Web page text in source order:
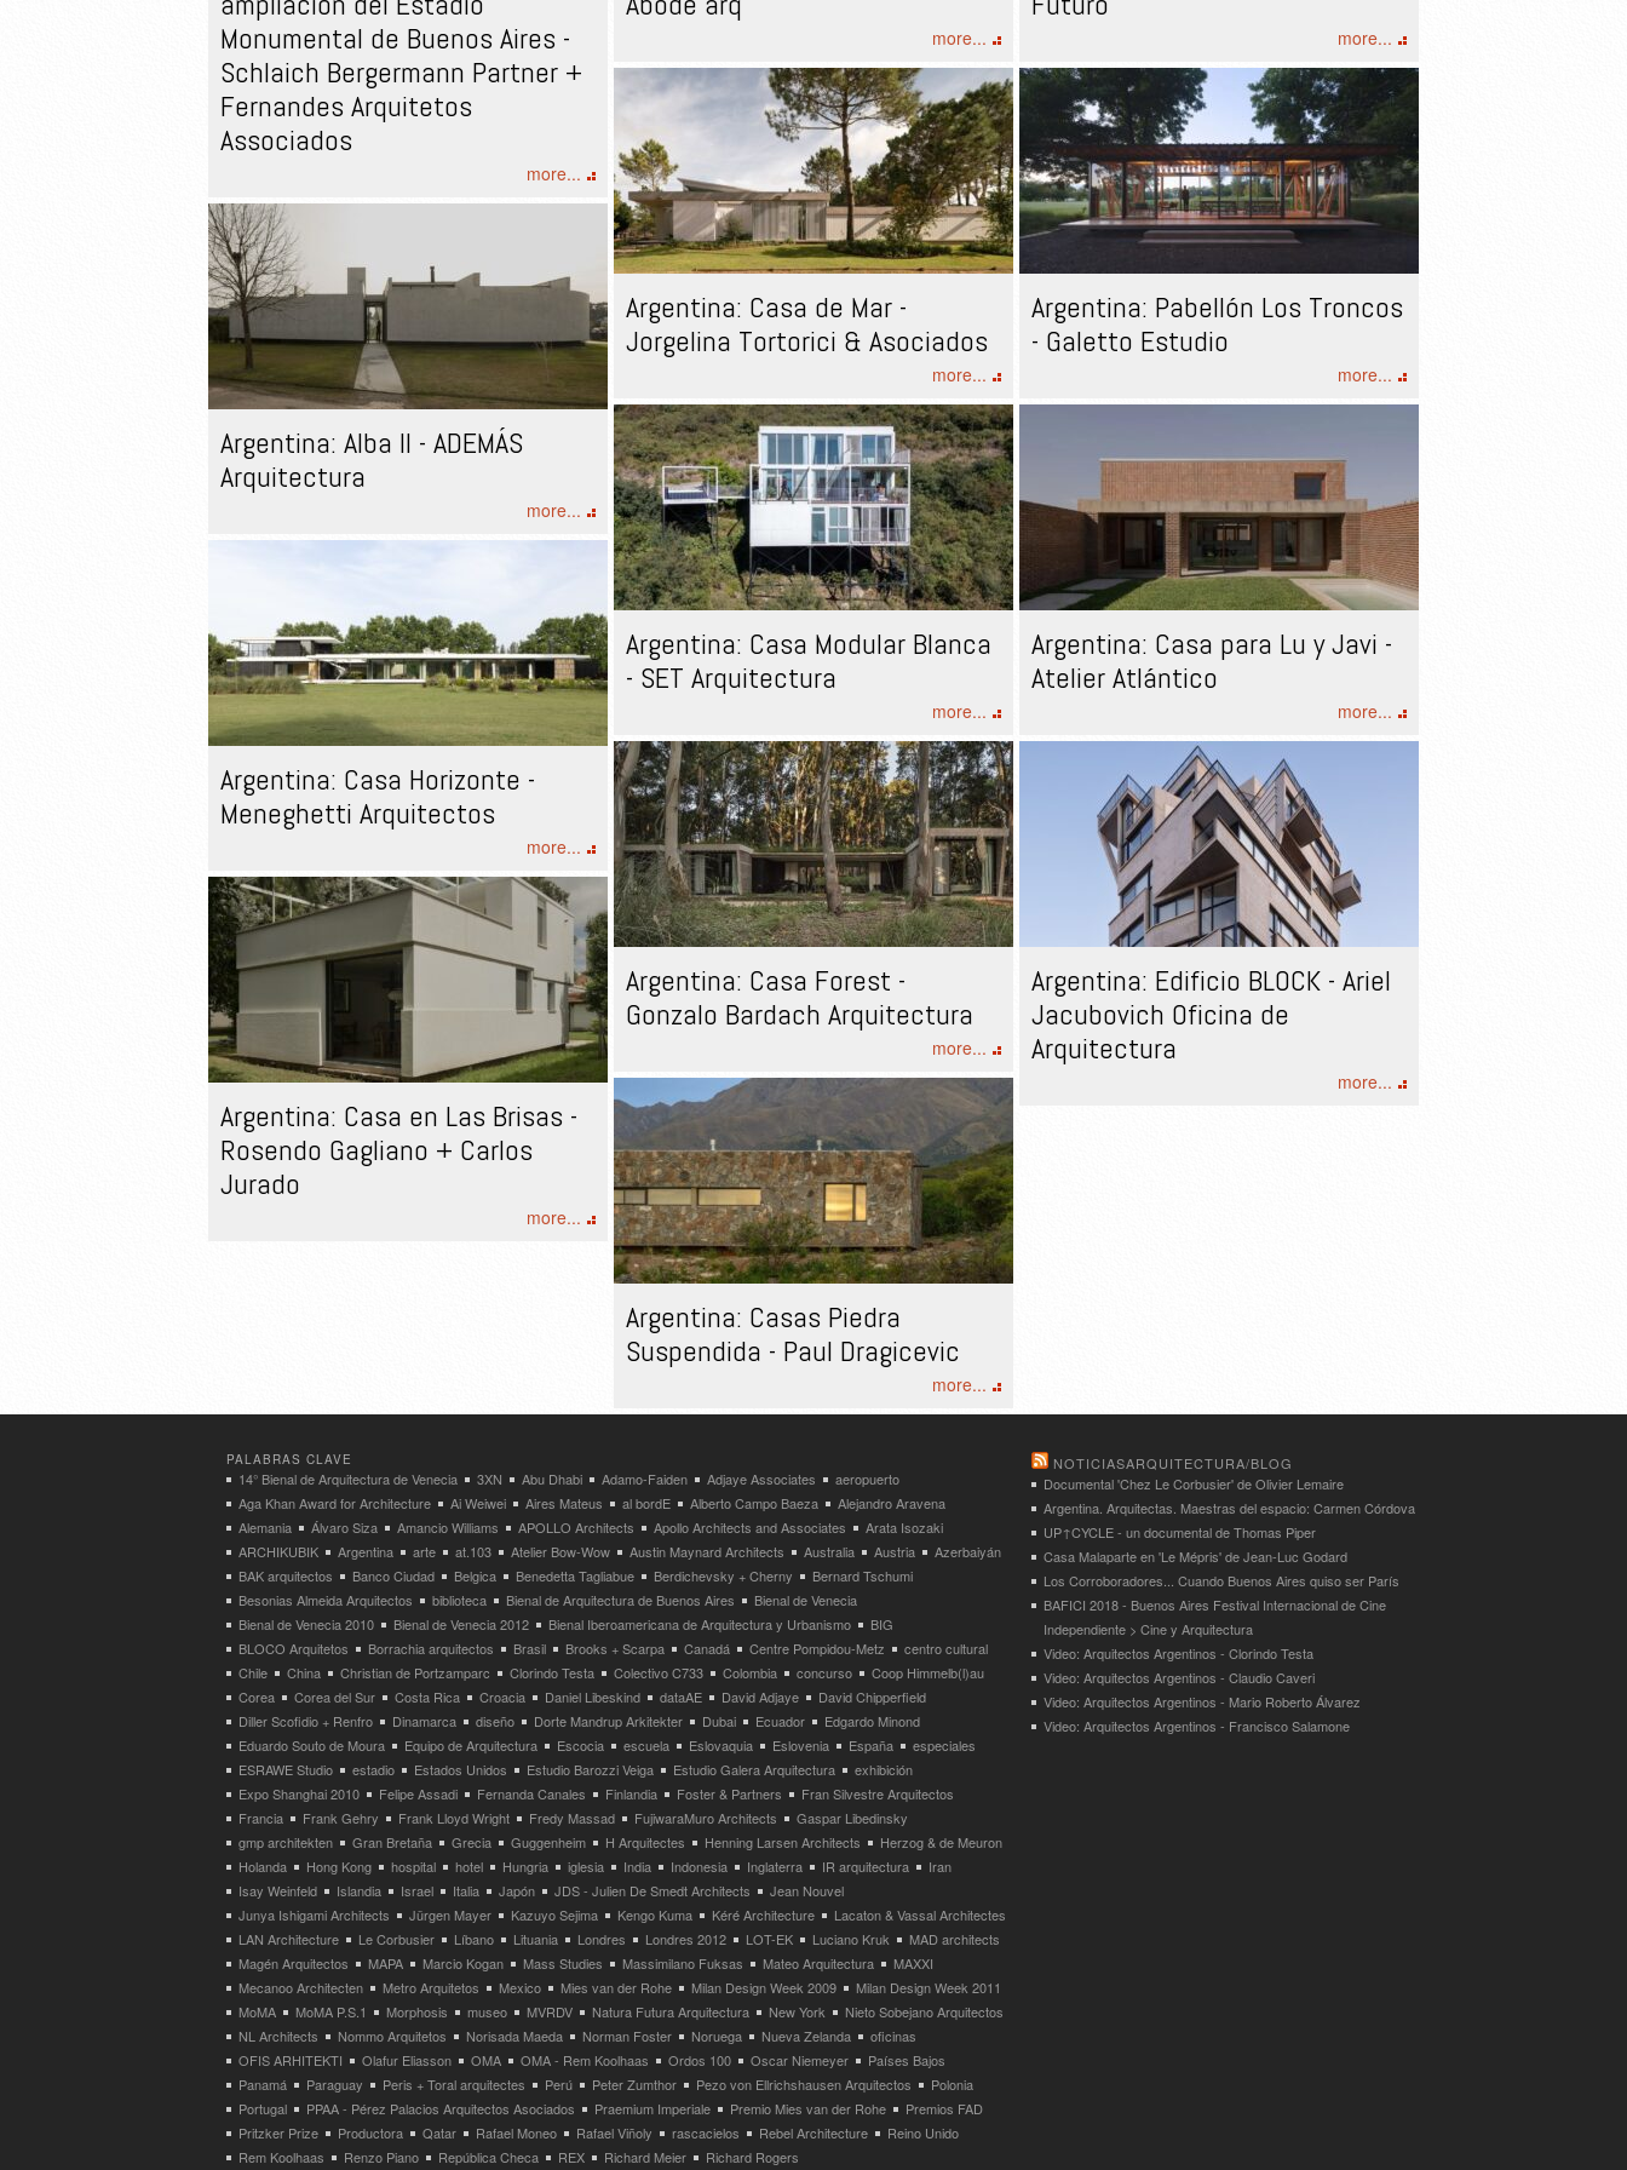
Monumental de Buenos Aires -
Schlaich Bergermann Partner +
Fernandes Arquitetos
Associados
more...
more... more...
Argentina: Casa de Mar -
Jorgelina Tortorici & Asociados
more...
Argentina: Pabellón Los Troncos
- Galetto Estudio
more...
Argentina: Alba II - ADEMÁS
Arquitectura
more...
Argentina: Casa Modular Blanca
- SET Arquitectura
more...
Argentina: Casa para Lu y Javi -
Atelier Atlántico
more...
Argentina: Casa Horizonte -
Meneghetti Arquitectos
more...
Argentina: Casa Forest -
Gonzalo Bardach Arquitectura
more...
Argentina: Edificio BLOCK - Ariel
Jacubovich Oficina de
Arquitectura
more...
Argentina: Casa en Las Brisas -
Rosendo Gagliano + Carlos
Jurado
more...
Argentina: Casas Piedra
Suspendida - Paul Dragicevic
more...
PALABRAS CLAVE
14° Bienal de Arquitectura de Venecia 3XN Abu Dhabi Adamo-Faiden Adjaye Associates
aeropuerto
Aga Khan Award for Architecture
Ai Weiwei Aires Mateus al bordE Alberto Campo Baeza
Alejandro Aravena
Alemania
Álvaro Siza Amancio Williams APOLLO Architects Apollo Architects and Associates
Arata Isozaki
ARCHIKUBIK
Argentina arte at.103 Atelier Bow-Wow Austin Maynard Architects Australia Austria
Azerbaiyán
BAK arquitectos
Banco Ciudad Belgica Benedetta Tagliabue Berdichevsky + Cherny
Bernard Tschumi
Besonias Almeida Arquitectos
biblioteca Bienal de Arquitectura de Buenos Aires
Bienal de Venecia
Bienal de Venecia 2010
Bienal de Venecia 2012 Bienal Iberoamericana de Arquitectura y Urbanismo
BIG
BLOCO Arquitetos
Borrachia arquitectos Brasil Brooks + Scarpa Canadá Centre Pompidou-Metz
centro cultural
Chile
China Christian de Portzamparc Clorindo Testa Colectivo C733 Colombia concurso
Coop Himmelb(l)au
Corea
Corea del Sur Costa Rica Croacia Daniel Libeskind dataAE David Adjaye
David Chipperfield
Diller Scofidio + Renfro
Dinamarca diseño Dorte Mandrup Arkitekter Dubai Ecuador
Edgardo Minond
Eduardo Souto de Moura
Equipo de Arquitectura Escocia escuela Eslovaquia Eslovenia España
especiales
ESRAWE Studio
estadio Estados Unidos Estudio Barozzi Veiga Estudio Galera Arquitectura
exhibición
Expo Shanghai 2010
Felipe Assadi Fernanda Canales Finlandia Foster & Partners
Fran Silvestre Arquitectos
Francia
Frank Gehry Frank Lloyd Wright Fredy Massad FujiwaraMuro Architects
Gaspar Libedinsky
gmp architekten
Gran Bretaña Grecia Guggenheim H Arquitectes Henning Larsen Architects
Herzog & de Meuron
Holanda
Hong Kong hospital hotel Hungria iglesia India Indonesia Inglaterra IR arquitectura
Iran
Isay Weinfeld
Islandia Israel Italia Japón JDS - Julien De Smedt Architects
Jean Nouvel
Junya Ishigami Architects
Jürgen Mayer Kazuyo Sejima Kengo Kuma Kéré Architecture
Lacaton & Vassal Architectes
LAN Architecture
Le Corbusier Líbano Lituania Londres Londres 2012 LOT-EK Luciano Kruk
MAD architects
Magén Arquitectos
MAPA Marcio Kogan Mass Studies Massimilano Fuksas Mateo Arquitectura
MAXXI
Mecanoo Architecten
Metro Arquitetos Mexico Mies van der Rohe Milan Design Week 2009
Milan Design Week 2011
MoMA
MoMA P.S.1 Morphosis museo MVRDV Natura Futura Arquitectura New York
Nieto Sobejano Arquitectos
NL Architects
Nommo Arquitetos Norisada Maeda Norman Foster Noruega Nueva Zelanda
oficinas
OFIS ARHITEKTI
Olafur Eliasson OMA OMA - Rem Koolhaas Ordos 100 Oscar Niemeyer
Países Bajos
Panamá
Paraguay Peris + Toral arquitectes Perú Peter Zumthor Pezo von Ellrichshausen Arquitectos
Polonia
Portugal
PPAA - Pérez Palacios Arquitectos Asociados Praemium Imperiale Premio Mies van der Rohe
Premios FAD
Pritzker Prize
Productora Qatar Rafael Moneo Rafael Viñoly rascacielos Rebel Architecture
Reino Unido
Rem Koolhaas
Renzo Piano República Checa REX Richard Meier Richard Rogers
NOTICIASARQUITECTURA/BLOG
Documental 'Chez Le Corbusier' de Olivier Lemaire
Argentina. Arquitectas. Maestras del espacio: Carmen Córdova
UP↑CYCLE - un documental de Thomas Piper
Casa Malaparte en 'Le Mépris' de Jean-Luc Godard
Los Corroboradores... Cuando Buenos Aires quiso ser París
BAFICI 2018 - Buenos Aires Festival Internacional de Cine
Independiente > Cine y Arquitectura
Video: Arquitectos Argentinos - Clorindo Testa
Video: Arquitectos Argentinos - Claudio Caveri
Video: Arquitectos Argentinos - Mario Roberto Álvarez
Video: Arquitectos Argentinos - Francisco Salamone